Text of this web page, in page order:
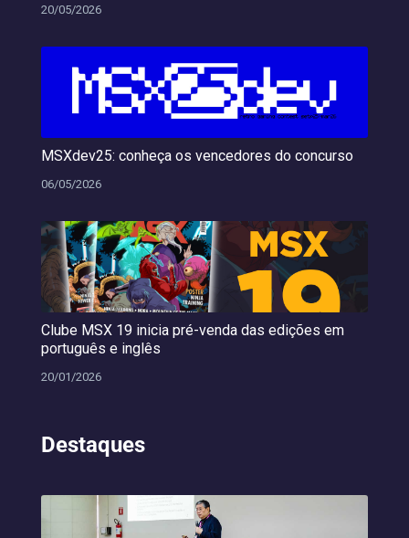
20/05/2026
MSXdev25: conheça os vencedores do concurso
06/05/2026
Clube MSX 19 inicia pré-venda das edições em
português e inglês
20/01/2026
Destaques